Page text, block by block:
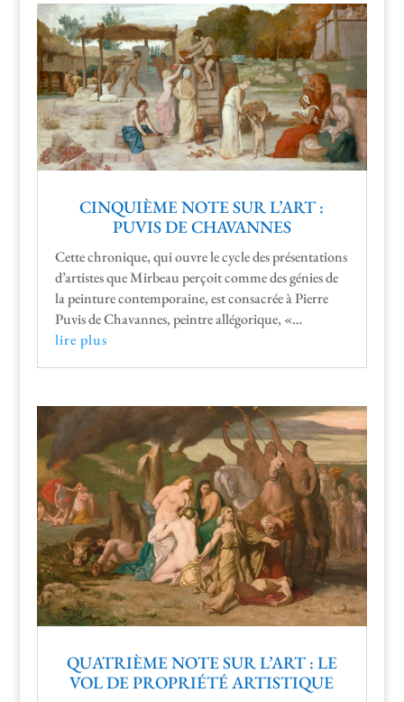
CINQUIÈME NOTE SUR L’ART :
PUVIS DE CHAVANNES
Cette chronique, qui ouvre le cycle des présen­ta­tions
d’artistes que Mir­beau perçoit comme des génies de
la pein­ture con­tem­po­raine, est con­sacrée à Pierre
Puvis de Cha­vannes, pein­tre allégorique, «…
lire plus
QUATRIÈME NOTE SUR L’ART : LE
VOL DE PROPRIÉTÉ ARTISTIQUE